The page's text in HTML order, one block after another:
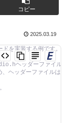
コピー
2025.03.19
を実装する例です。
ヘッダーファイルが
ヘッダーファイルは不